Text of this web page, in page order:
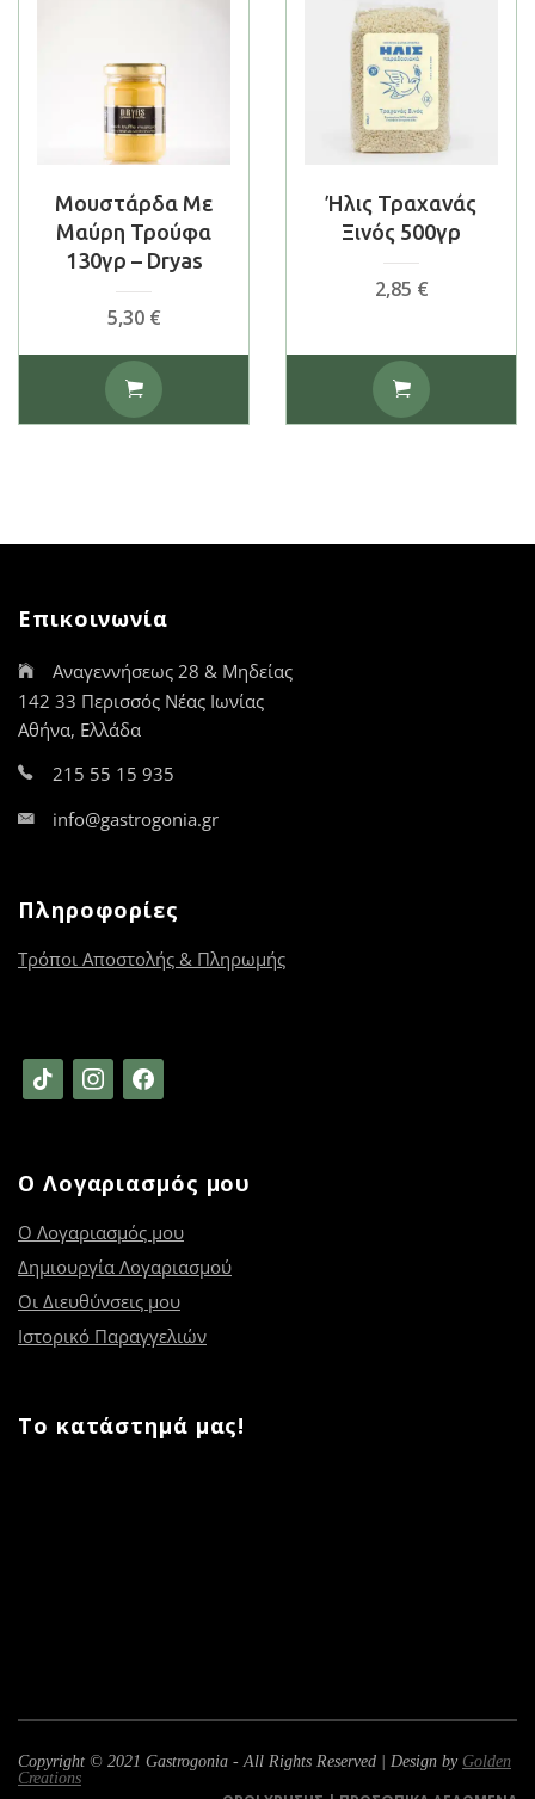
Μουστάρδα Με
Μαύρη Τρούφα
130γρ – Dryas
5,30 €
Ήλις Τραχανάς
Ξινός 500γρ
2,85 €
Επικοινωνία
Αναγεννήσεως 28 & Μηδείας
142 33 Περισσός Νέας Ιωνίας
Αθήνα, Ελλάδα
215 55 15 935
info@gastrogonia.gr
Πληροφορίες
Τρόποι Αποστολής & Πληρωμής
tiktok instagramfacebook
Ο Λογαριασμός μου
Ο Λογαριασμός μου
Δημιουργία Λογαριασμού
Οι Διευθύνσεις μου
Ιστορικό Παραγγελιών
Το κατάστημά μας!
Copyright © 2021 Gastrogonia - All Rights Reserved | Design by Golden
Creations